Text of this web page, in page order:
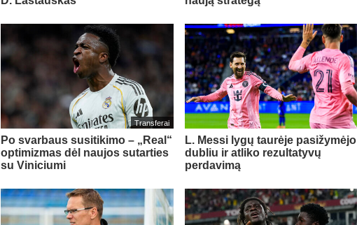
Transferai
Po svarbaus susitikimo – „Real“
optimizmas dėl naujos sutarties
su Viniciumi
L. Messi lygų taurėje pasižymėjo
dubliu ir atliko rezultatyvų
perdavimą